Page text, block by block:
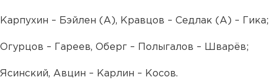
Карпухин – Бэйлен (А), Кравцов – Седлак (А) – Гика;
Огурцов – Гареев, Оберг – Полыгалов – Шварёв;
Ясинский, Авцин – Карлин – Косов.